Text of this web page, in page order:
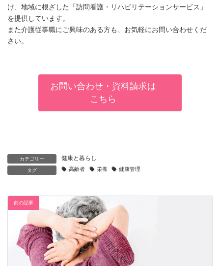
け、地域に根ざした「訪問看護・リハビリテーションサービス」
を提供しています。
また介護従事職にご興味のある方も、お気軽にお問い合わせくだ
さい。
お問い合わせ・資料請求は
こちら
カテゴリー 健康と暮らし
タグ 高齢者 栄養 健康管理
前の記事